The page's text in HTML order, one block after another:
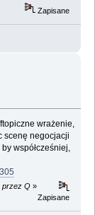
Zapisane
wrażenie,
scenę negocjacji
współcześniej,
przez Q »
Zapisane